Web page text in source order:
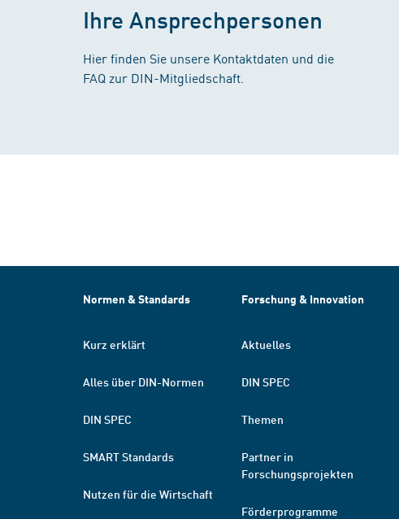
Ihre Ansprechpersonen
Hier finden Sie unsere Kontaktdaten und die
FAQ zur DIN-Mitgliedschaft.
Normen & Standards
Kurz erklärt
Alles über DIN-Normen
DIN SPEC
SMART Standards
Nutzen für die Wirtschaft
Forschung & Innovation
Aktuelles
DIN SPEC
Themen
Partner in
Forschungsprojekten
Förderprogramme